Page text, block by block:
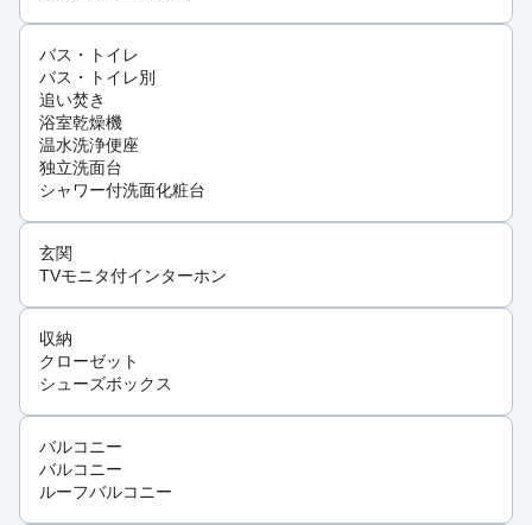
バス・トイレ
バス・トイレ別
追い焚き
浴室乾燥機
温水洗浄便座
独立洗面台
シャワー付洗面化粧台
玄関
TVモニタ付インターホン
収納
クローゼット
シューズボックス
バルコニー
バルコニー
ルーフバルコニー